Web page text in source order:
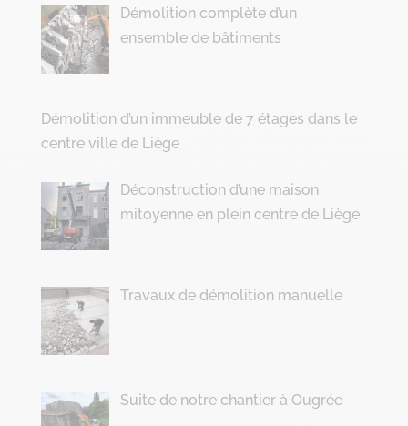
Démolition complète d’un
ensemble de bâtiments
Démolition d’un immeuble de 7 étages dans le
centre ville de Liège
Déconstruction d’une maison
mitoyenne en plein centre de Liège
Travaux de démolition manuelle
Suite de notre chantier à Ougrée